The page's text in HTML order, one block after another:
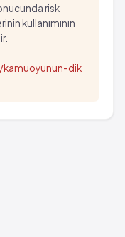
risk
kullanımının
dik